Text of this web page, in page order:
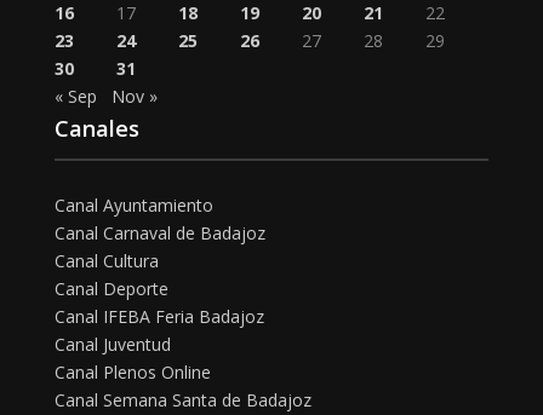
16
17 18 19 20 21
22
23
24 25 26 27 28
29
30
31
« Sep
Nov »
Canales
Canal Ayuntamiento
Canal Carnaval de Badajoz
Canal Cultura
Canal Deporte
Canal IFEBA Feria Badajoz
Canal Juventud
Canal Plenos Online
Canal Semana Santa de Badajoz